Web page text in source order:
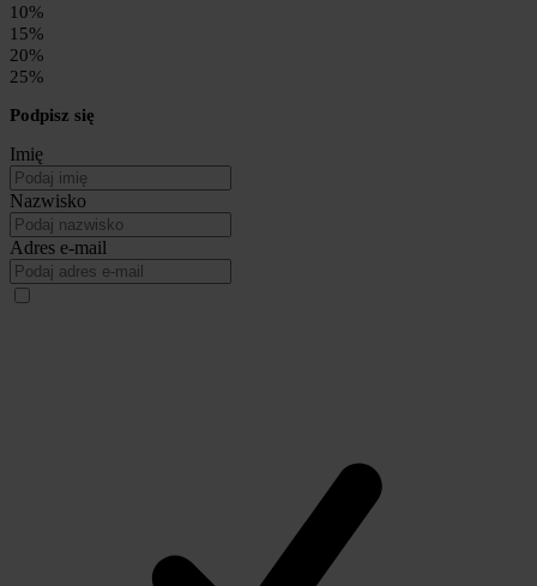
10%
15%
20%
25%
Podpisz się
Imię
Nazwisko
Adres e-mail